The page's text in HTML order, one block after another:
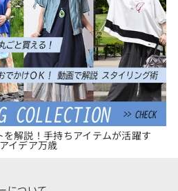
解説！手持ちアイテムが活躍す
イデア万歳